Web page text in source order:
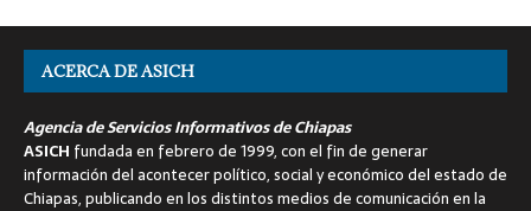
ACERCA DE ASICH
Agencia de Servicios Informativos de Chiapas
ASICH fundada en febrero de 1999, con el fin de generar
información del acontecer político, social y económico del estado de
Chiapas, publicando en los distintos medios de comunicación en la